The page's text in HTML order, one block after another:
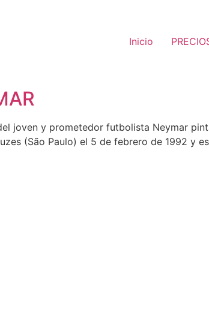
Inicio
joven y prometedor futbolista Neymar
(São Paulo) el 5 de febrero de 1992 y